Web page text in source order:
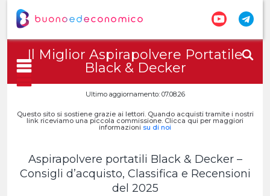
Il Miglior Aspirapolvere Portatile
Black & Decker
Ultimo aggiornamento: 07.08.26
Questo sito si sostiene grazie ai lettori. Quando acquisti tramite i nostri
link riceviamo una piccola commissione. Clicca qui per maggiori
informazioni su di noi
Aspirapolvere portatili Black & Decker –
Consigli d’acquisto, Classifica e Recensioni
del 2025